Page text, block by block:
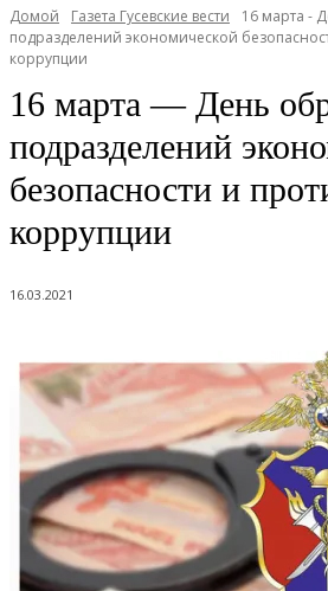
Домой Газета Гусевские вести
16 марта -
подразделений экономической
коррупции
16 марта — День
подразделений
безопасности и
коррупции
16.03.2021